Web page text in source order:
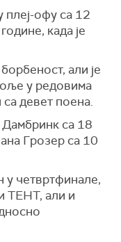
плеј-офу са 12
када је
али је
у редовима
девет поена.
Дамбринк са 18
Грозер са 10
у четвртфинале,
ТЕНТ, али и